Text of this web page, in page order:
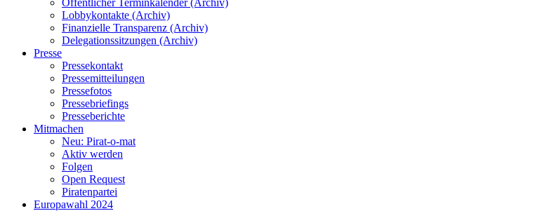
Öffentlicher Terminkalender (Archiv)
Lobbykontakte (Archiv)
Finanzielle Transparenz (Archiv)
Delegationssitzungen (Archiv)
Presse
Pressekontakt
Pressemitteilungen
Pressefotos
Pressebriefings
Presseberichte
Mitmachen
Neu: Pirat-o-mat
Aktiv werden
Folgen
Open Request
Piratenpartei
Europawahl 2024